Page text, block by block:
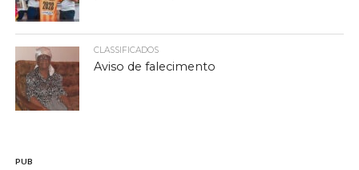
CLASSIFICADOS
Aviso de falecimento
PUB